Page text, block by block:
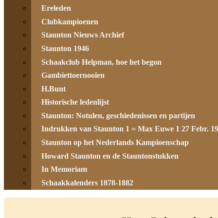
Ereleden
Clubkampioenen
Staunton Nieuws Archief
Staunton 1946
Schaakclub Helpman, hoe het begon
Gambiettoernooien
H.Bunt
Historische ledenlijst
Staunton: Notulen, geschiedenissen en partijen
Indrukken van Staunton 1 = Max Euwe 1 27 Febr.
Staunton op het Nederlands Kampioenschap
Howard Staunton en de Stauntonstukken
In Memoriam
Schaakkalenders 1878-1882